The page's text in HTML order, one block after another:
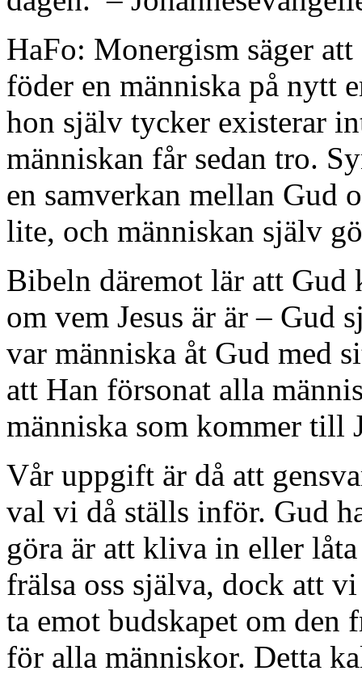
HaFo: Monergism säger
föder en människa på nytt
hon själv tycker existerar
människan får sedan tro.
en samverkan mellan Gud
lite, och människan själv
Bibeln däremot lär att Gud
om vem Jesus är är – Gud
var människa åt Gud med
att Han försonat alla
människa som kommer till
Vår uppgift är då att
val vi då ställs inför. Gud
göra är att kliva in eller
frälsa oss själva, dock att
ta emot budskapet om den
för alla människor. Detta